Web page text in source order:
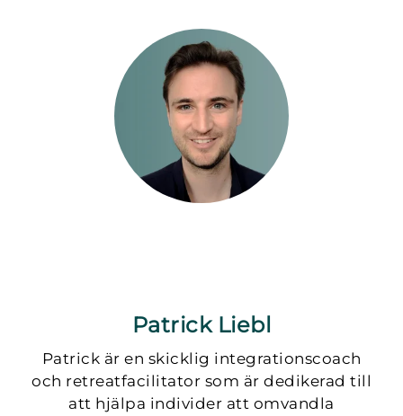
Patrick Liebl
Patrick är en skicklig integrationscoach
och retreatfacilitator som är dedikerad till
att hjälpa individer att omvandla